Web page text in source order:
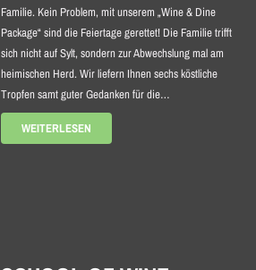
Familie. Kein Problem, mit unserem „Wine & Dine
Package“ sind die Feiertage gerettet! Die Familie trifft
sich nicht auf Sylt, sondern zur Abwechslung mal am
heimischen Herd. Wir liefern Ihnen sechs köstliche
Tropfen samt guter Gedanken für die…
WEITERLESEN